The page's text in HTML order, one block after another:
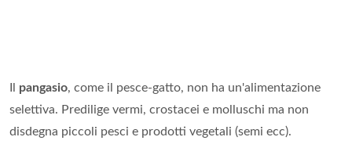
pangasio, come il pesce-gatto, non ha un'alimentazione
selettiva. Predilige vermi, crostacei e molluschi ma non
disdegna piccoli pesci e prodotti vegetali (semi ecc).